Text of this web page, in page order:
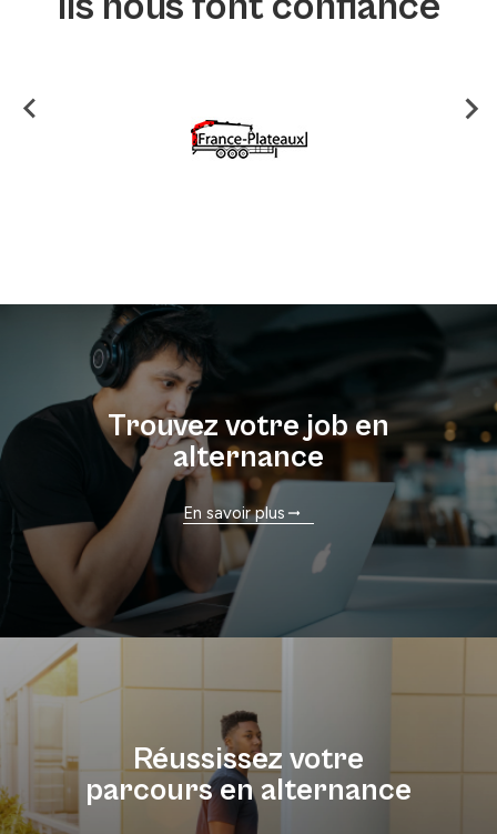
Trouvez votre job en
alternance
En savoir plus
Réussissez votre
parcours en alternance